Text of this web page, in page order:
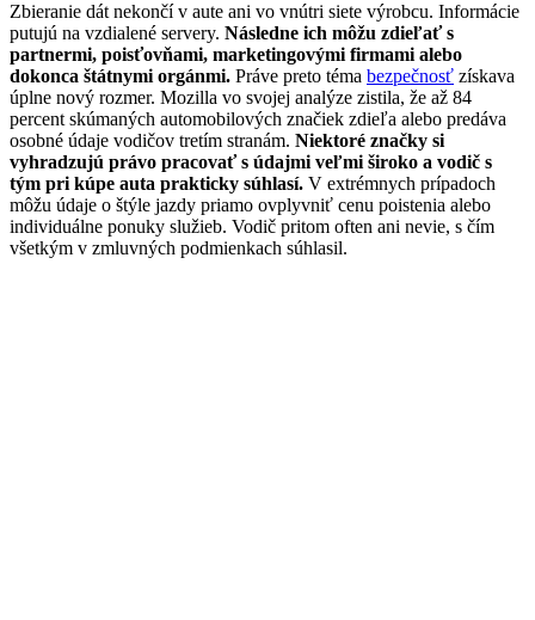
Zbieranie dát nekončí v aute ani vo vnútri siete výrobcu. Informácie
putujú na vzdialené servery. Následne ich môžu zdieľať s
partnermi, poisťovňami, marketingovými firmami alebo
dokonca štátnymi orgánmi. Práve preto téma bezpečnosť získava
úplne nový rozmer. Mozilla vo svojej analýze zistila, že až 84
percent skúmaných automobilových značiek zdieľa alebo predáva
osobné údaje vodičov tretím stranám. Niektoré značky si
vyhradzujú právo pracovať s údajmi veľmi široko a vodič s
tým pri kúpe auta prakticky súhlasí. V extrémnych prípadoch
môžu údaje o štýle jazdy priamo ovplyvniť cenu poistenia alebo
individuálne ponuky služieb. Vodič pritom often ani nevie, s čím
všetkým v zmluvných podmienkach súhlasil.